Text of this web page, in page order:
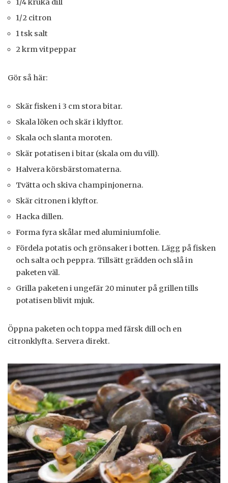
1/4 kruka dill
1/2 citron
1 tsk salt
2 krm vitpeppar
Gör så här:
Skär fisken i 3 cm stora bitar.
Skala löken och skär i klyftor.
Skala och slanta moroten.
Skär potatisen i bitar (skala om du vill).
Halvera körsbärstomaterna.
Tvätta och skiva champinjonerna.
Skär citronen i klyftor.
Hacka dillen.
Forma fyra skålar med aluminiumfolie.
Fördela potatis och grönsaker i botten. Lägg på fisken
och salta och peppra. Tillsätt grädden och slå in
paketen väl.
Grilla paketen i ungefär 20 minuter på grillen tills
potatisen blivit mjuk.
Öppna paketen och toppa med färsk dill och en
citronklyfta. Servera direkt.